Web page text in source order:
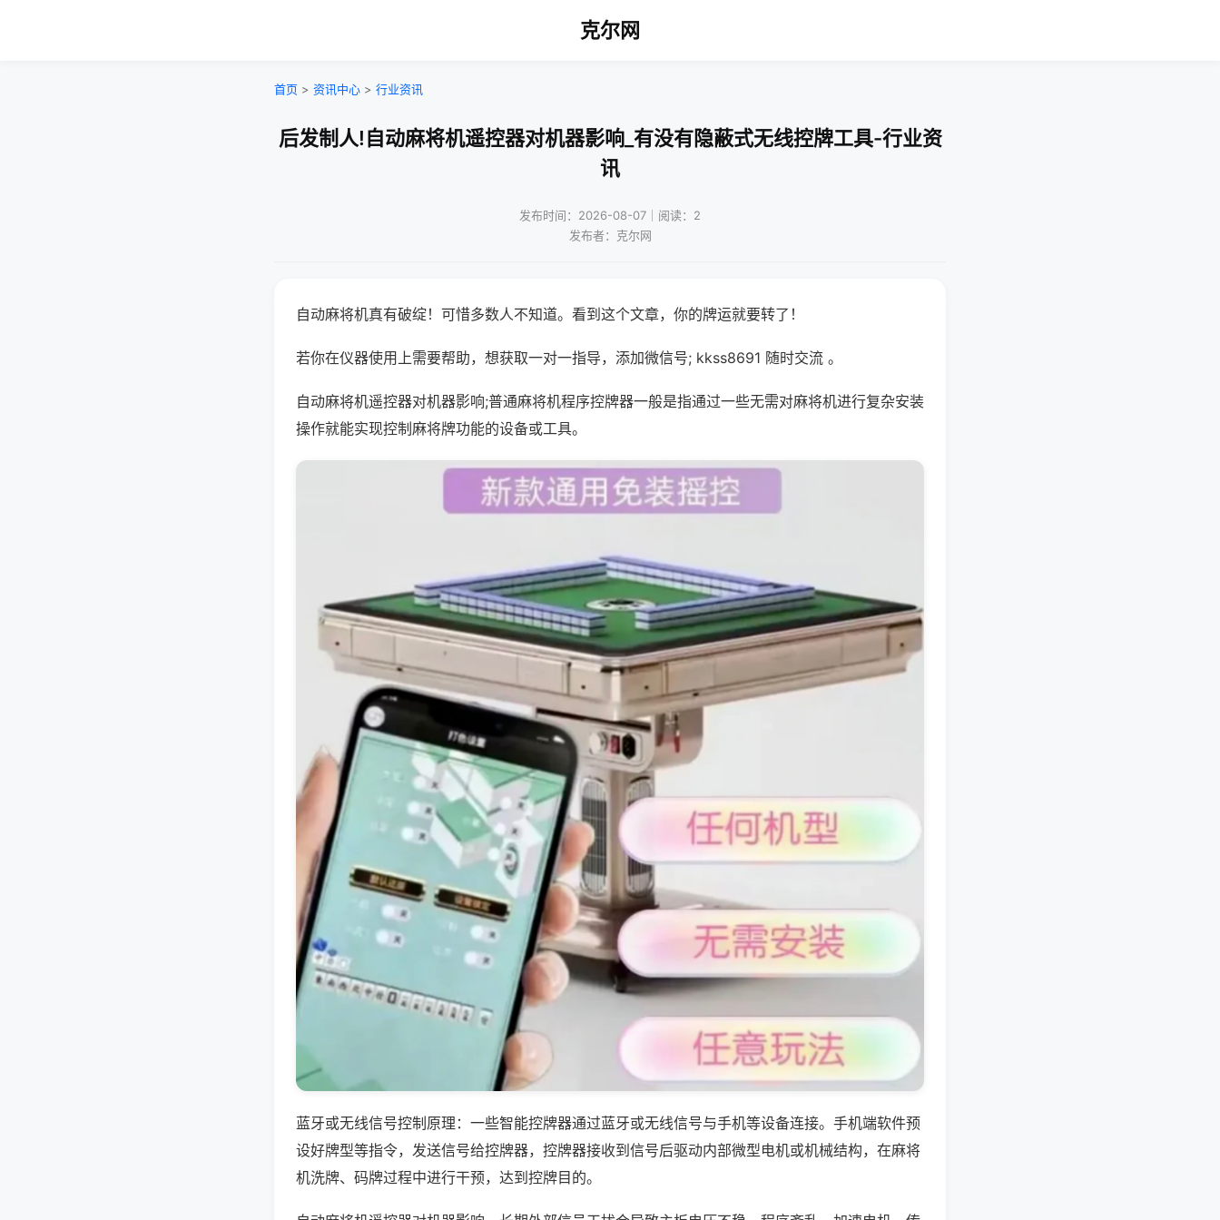
克尔网
首页 > 资讯中心 > 行业资讯
后发制人!自动麻将机遥控器对机器影响_有没有隐蔽式无线控牌工具-行业资
讯
发布时间：2026-08-07｜阅读：2
发布者：克尔网
自动麻将机真有破绽！可惜多数人不知道。看到这个文章，你的牌运就要转了！
若你在仪器使用上需要帮助，想获取一对一指导，添加微信号; kkss8691 随时交流 。
自动麻将机遥控器对机器影响;普通麻将机程序控牌器一般是指通过一些无需对麻将机进行复杂安装
操作就能实现控制麻将牌功能的设备或工具。
蓝牙或无线信号控制原理：一些智能控牌器通过蓝牙或无线信号与手机等设备连接。手机端软件预
设好牌型等指令，发送信号给控牌器，控牌器接收到信号后驱动内部微型电机或机械结构，在麻将
机洗牌、码牌过程中进行干预，达到控牌目的。